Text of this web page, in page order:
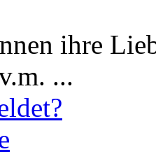
ihre
...